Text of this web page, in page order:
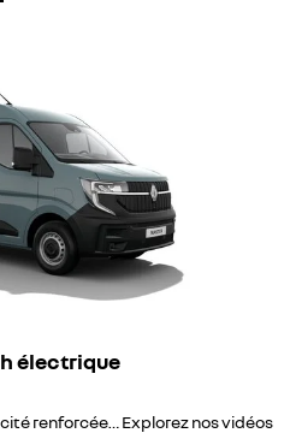
électrique
renforcée… Explorez nos vidéos